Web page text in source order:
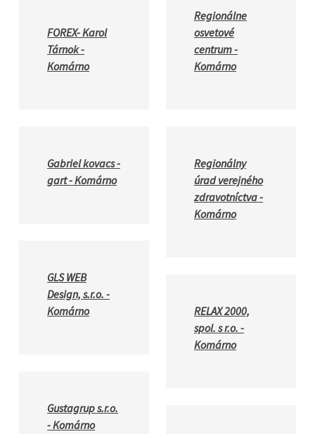
FOREX- Karol
Tárnok -
Komárno
Gabriel kovacs -
gart - Komárno
GLS WEB
Design, s.r.o. -
Komárno
Gustagrup s.r.o.
- Komárno
Regionálne
osvetové
centrum -
Komárno
Regionálny
úrad verejného
zdravotníctva -
Komárno
RELAX 2000,
spol. s r.o. -
Komárno